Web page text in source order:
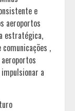
e
aeroportos
estratégica,
,
a